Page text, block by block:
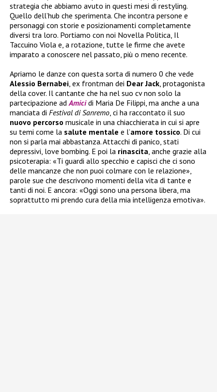
strategia che abbiamo avuto in questi mesi di restyling.
Quello dell’hub che sperimenta. Che incontra persone e
personaggi con storie e posizionamenti completamente
diversi tra loro. Portiamo con noi Novella Politica, Il
Taccuino Viola e, a rotazione, tutte le firme che avete
imparato a conoscere nel passato, più o meno recente.
Apriamo le danze con questa sorta di numero 0 che vede
Alessio Bernabei, ex frontman dei Dear Jack, protagonista
della cover. Il cantante che ha nel suo cv non solo la
partecipazione adAmici di Maria De Filippi, ma anche a una
manciata di Festival di Sanremo, ci ha raccontato il suo
nuovo percorso musicale in una chiacchierata in cui si apre
su temi come la salute mentale e l’amore tossico. Di cui
non si parla mai abbastanza. Attacchi di panico, stati
depressivi, love bombing. E poi la rinascita, anche grazie alla
psicoterapia: «Ti guardi allo specchio e capisci che ci sono
delle mancanze che non puoi colmare con le relazione»,
parole sue che descrivono momenti della vita di tante e
tanti di noi. E ancora: «Oggi sono una persona libera, ma
soprattutto mi prendo cura della mia intelligenza emotiva».